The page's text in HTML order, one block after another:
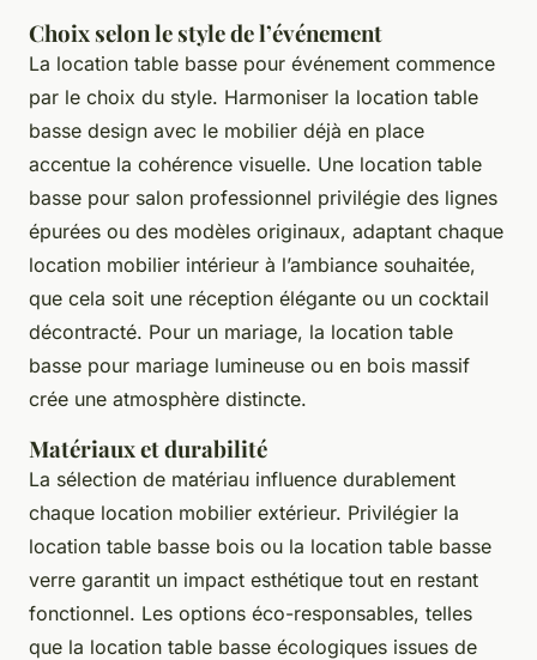
Choix selon le style de l’événement
La location table basse pour événement commence
par le choix du style. Harmoniser la location table
basse design avec le mobilier déjà en place
accentue la cohérence visuelle. Une location table
basse pour salon professionnel privilégie des lignes
épurées ou des modèles originaux, adaptant chaque
location mobilier intérieur à l’ambiance souhaitée,
que cela soit une réception élégante ou un cocktail
décontracté. Pour un mariage, la location table
basse pour mariage lumineuse ou en bois massif
crée une atmosphère distincte.
Matériaux et durabilité
La sélection de matériau influence durablement
chaque location mobilier extérieur. Privilégier la
location table basse bois ou la location table basse
verre garantit un impact esthétique tout en restant
fonctionnel. Les options éco-responsables, telles
que la location table basse écologiques issues de